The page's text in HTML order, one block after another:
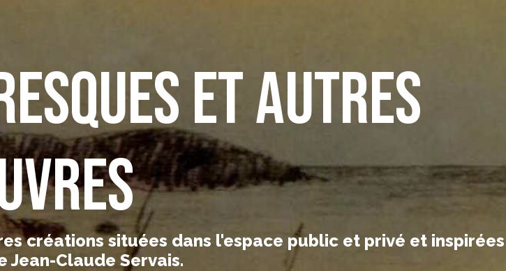
et autres
créations situées dans l'espace public et privé et inspirées
Jean-Claude Servais.